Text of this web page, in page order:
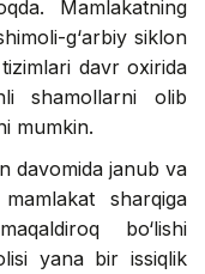
Mamlakatning
g‘arbiy siklon
davr oxirida
shamollarni olib
mumkin.
davomida janub va
sharqiga
bo‘lishi
yana bir issiqlik